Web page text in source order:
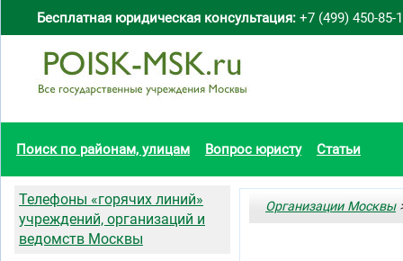
Бесплатная юридическая консультация: +7 (499) 450-85-
Поиск по районам, улицам Вопрос юристу Статьи
Организации Москвы
Телефоны «горячих линий»
учреждений, организаций и
ведомств Москвы